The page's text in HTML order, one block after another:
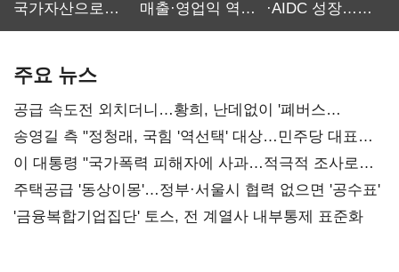
국가자산으로…'
매출·영업익 역대
·AIDC 성장…
주요 뉴스
공급 속도전 외치더니…황희, 난데없이 '폐버스
리모델링' 제안
송영길 측 "정청래, 국힘 '역선택' 대상…민주당 대표로
총선 지휘 못해"
이 대통령 "국가폭력 피해자에 사과…적극적 조사로
진실 밝혀야"
주택공급 '동상이몽'…정부·서울시 협력 없으면 '공수표'
'금융복합기업집단' 토스, 전 계열사 내부통제 표준화